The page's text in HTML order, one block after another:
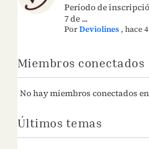
Período de
7 de ...
PorDeviolines ,hace
Miembros conectados
No hay miembros conectados
Últimos temas